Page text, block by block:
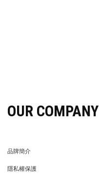
OUR COMPANY
品牌簡介
隱私權保護